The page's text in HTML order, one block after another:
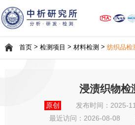
首页> 检测项目 > 材料检测 > 纺织品检
浸渍织物检
原创
发布时间：2025-
最近访问：2026-08-08